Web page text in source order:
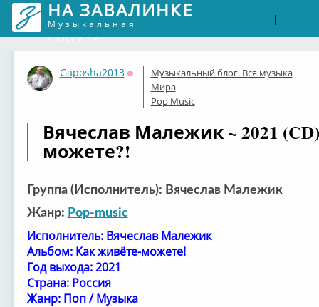
НА ЗАВАЛИНКЕ
Музыкальная
соцсеть
|
Gaposha2013
Оффлайн
Музыкальный блог. Вся музыка
Мира
Pop Music
Вячеслав Малежик ~ 2021
можете?!
Группа (Исполнитель): Вячеслав Малежик
Жанр: Pop-music
Исполнитель: Вячеслав Малежик
Альбом: Как живёте-можете!
Год выхода: 2021
Страна: Россия
Жанр: Поп / Музыка